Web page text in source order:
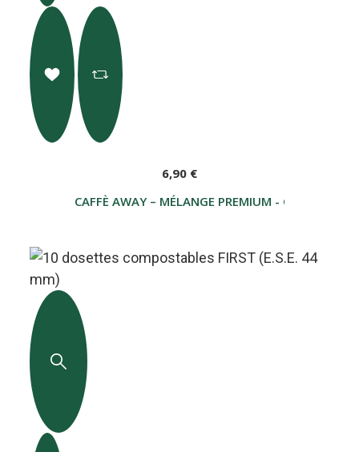
CAFFÈ AWAY – MÉLANGE PREMIUM - CAFÉ
6,90 €